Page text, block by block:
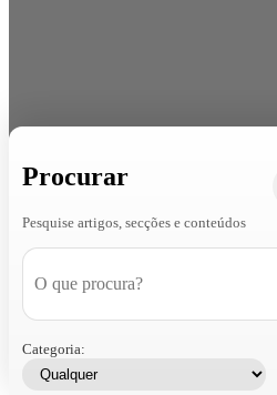
Procurar
Pesquise artigos, secções e conteúdos
Categoria: